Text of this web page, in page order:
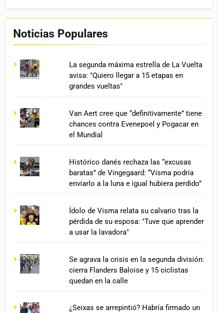
Noticias Populares
La segunda máxima estrella de La Vuelta
avisa: "Quiero llegar a 15 etapas en
grandes vueltas"
Van Aert cree que “definitivamente” tiene
chances contra Evenepoel y Pogacar en
el Mundial
Histórico danés rechaza las “excusas
baratas” de Vingegaard: “Visma podría
enviarlo a la luna e igual hubiera perdido”
Ídolo de Visma relata su calvario tras la
pérdida de su esposa: "Tuve que aprender
a usar la lavadora"
Se agrava la crisis en la segunda división:
cierra Flanders Baloise y 15 ciclistas
quedan en la calle
¿Seixas se arrepintió? Habría firmado un